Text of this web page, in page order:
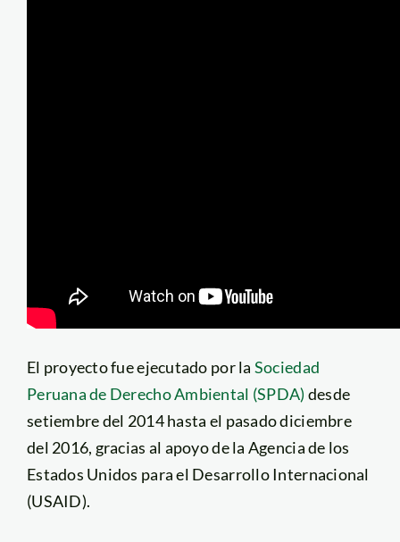
El proyecto fue ejecutado por la Sociedad
Peruana de Derecho Ambiental (SPDA) desde
setiembre del 2014 hasta el pasado diciembre
del 2016, gracias al apoyo de la Agencia de los
Estados Unidos para el Desarrollo Internacional
(USAID).